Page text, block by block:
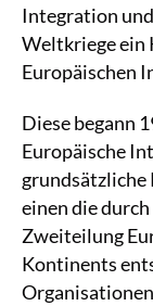
Integration
Weltkriege ein
Europäischen
Diese begann
Europäische
einen die durch
Zweiteilung
Kontinents